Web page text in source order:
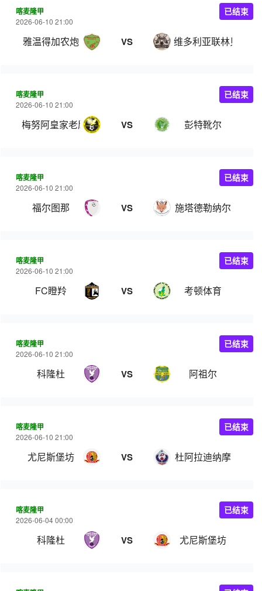
喀麦隆甲
2026-06-10 21:00
雅温得加农炮 VS 维多利亚联林贝
已结束
喀麦隆甲
2026-06-10 21:00
梅努阿皇家老鹰 VS 彭特靴尔
已结束
喀麦隆甲
2026-06-10 21:00
福尔图那 VS 施塔德勒纳尔
已结束
喀麦隆甲
2026-06-10 21:00
FC瞪羚 VS 考顿体育
已结束
喀麦隆甲
2026-06-10 21:00
科隆杜 VS 阿祖尔
已结束
喀麦隆甲
2026-06-10 21:00
尤尼斯堡坊 VS 杜阿拉迪纳摩
已结束
喀麦隆甲
2026-06-04 00:00
科隆杜 VS 尤尼斯堡坊
已结束